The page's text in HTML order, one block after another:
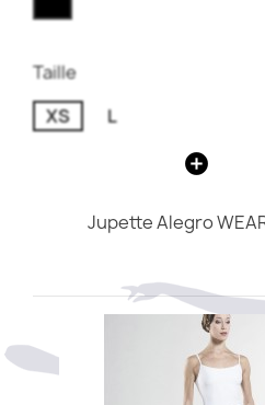
Taille
XS
L
Jupette Alegro